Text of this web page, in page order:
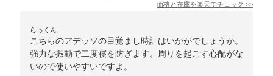
価格と在庫を楽天でチェック >>
らっくん
こちらのアデッソの目覚まし時計はいかがでしょうか。
強力な振動で二度寝を防ぎます。周りを起こす心配がな
いので使いやすいですよ。